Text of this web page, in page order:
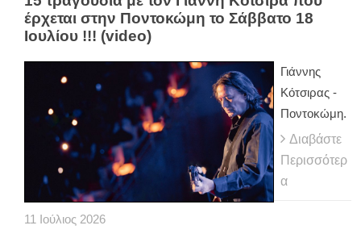
έρχεται στην Ποντοκώμη το Σάββατο 18
Ιουλίου !!! (video)
Γιάννης
Κότσιρας -
Ποντοκώμη.
Διαβάστε
Περισσότερ
α
11 Ιούλιος 2026